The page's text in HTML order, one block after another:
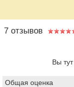
7 отзывов
Вы
Общая оценка